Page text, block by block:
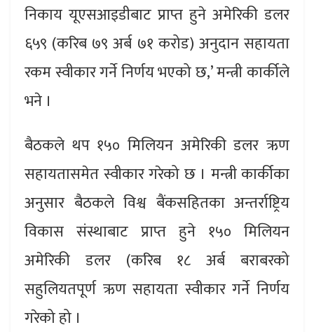
निकाय यूएसआइडीबाट प्राप्त हुने अमेरिकी डलर
६५९ (करिब ७९ अर्ब ७१ करोड) अनुदान सहायता
रकम स्वीकार गर्ने निर्णय भएको छ,’ मन्त्री कार्कीले
भने ।
बैठकले थप १५० मिलियन अमेरिकी डलर ऋण
सहायतासमेत स्वीकार गरेको छ । मन्त्री कार्कीका
अनुसार बैठकले विश्व बैंकसहितका अन्तर्राष्ट्रिय
विकास संस्थाबाट प्राप्त हुने १५० मिलियन
अमेरिकी डलर (करिब १८ अर्ब बराबरको
सहुलियतपूर्ण ऋण सहायता स्वीकार गर्ने निर्णय
गरेको हो ।